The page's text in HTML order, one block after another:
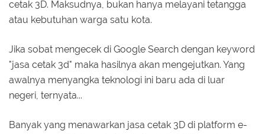
cetak 3D. Maksudnya, bukan hanya melayani tetangga
atau kebutuhan warga satu kota.
Jika sobat mengecek di Google Search dengan keyword
"jasa cetak 3d" maka hasilnya akan mengejutkan. Yang
awalnya menyangka teknologi ini baru ada di luar
negeri, ternyata...
Banyak yang menawarkan jasa cetak 3D di platform e-